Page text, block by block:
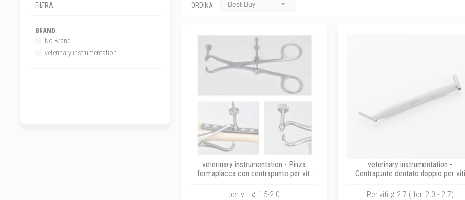
FILTRA
BRAND
No Brand
veterinary instrumentation
ORDINA Best Buy
veterinary instrumentation - Pinza
fermaplacca con centrapunte per viti
per viti ø 1.5-2.0
veterinary instrumentation -
Centrapunte dentato doppio per viti
Per viti ø 2.7 ( fori 2.0 - 2.7)